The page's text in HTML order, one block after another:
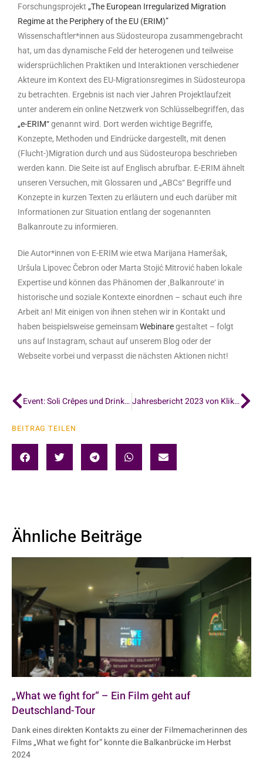
Forschungsprojekt „The European Irregularized Migration
Regime at the Periphery of the EU (ERIM)”
Wissenschaftler*innen aus Südosteuropa zusammengebracht
hat, um das dynamische Feld der heterogenen und teilweise
widersprüchlichen Praktiken und Interaktionen verschiedener
Akteure im Kontext des EU-Migrationsregimes in Südosteuropa
zu betrachten. Ergebnis ist nach vier Jahren Projektlaufzeit
unter anderem ein online Netzwerk von Schlüsselbegriffen, das
„e-ERIM“genannt wird. Dort werden wichtige Begriffe,
Konzepte, Methoden und Eindrücke dargestellt, mit denen
(Flucht-)Migration durch und aus Südosteuropa beschrieben
werden kann. Die Seite ist auf Englisch abrufbar. E-ERIM ähnelt
unseren Versuchen, mit Glossaren und „ABCs“ Begriffe und
Konzepte in kurzen Texten zu erläutern und euch darüber mit
Informationen zur Situation entlang der sogenannten
Balkanroute zu informieren.
Die Autor*innen von E-ERIM wie etwa Marijana Hameršak,
Uršula Lipovec Čebron oder Marta Stojić Mitrović haben lokale
Expertise und können das Phänomen der ‚Balkanroute‘ in
historische und soziale Kontexte einordnen – schaut euch ihre
Arbeit an! Mit einigen von ihnen stehen wir in Kontakt und
haben beispielsweise gemeinsamWebinaregestaltet – folgt
uns auf Instagram, schaut auf unserem Blog oder der
Webseite vorbei und verpasst die nächsten Aktionen nicht!
Event: Soli Crêpes und Drinks für Balkanbrücke Jahresbericht 2023 von KlikAktiv
BEITRAG TEILEN
Ähnliche Beiträge
„What we fight for“ – Ein Film geht auf
Deutschland-Tour
Dank eines direkten Kontakts zu einer der Filmemacherinnen des
Films „What we fight for“ konnte die Balkanbrücke im Herbst
2024